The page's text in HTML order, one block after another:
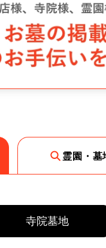
霊園・墓
寺院墓地